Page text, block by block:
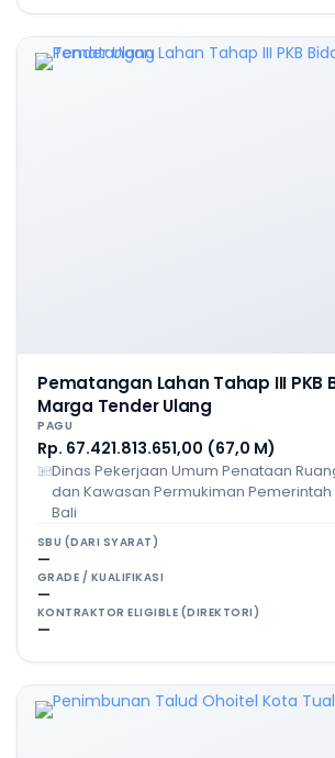
Pematangan Lahan Tahap III PKB
Marga Tender Ulang
PAGU
Rp. 67.421.813.651,00 (67,0 M)
Dinas Pekerjaan Umum Penataan
dan Kawasan Permukiman Pemerintah
Bali
SBU (DARI SYARAT)
—
GRADE / KUALIFIKASI
—
KONTRAKTOR ELIGIBLE (DIREKTORI)
—